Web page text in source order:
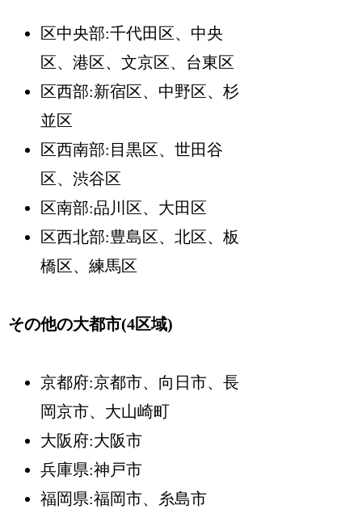
区中央部:千代田区、中央
区、港区、文京区、台東区
区西部:新宿区、中野区、杉
並区
区西南部:目黒区、世田谷
区、渋谷区
区南部:品川区、大田区
区西北部:豊島区、北区、板
橋区、練馬区
その他の大都市(4区域)
京都府:京都市、向日市、長
岡京市、大山崎町
大阪府:大阪市
兵庫県:神戸市
福岡県:福岡市、糸島市